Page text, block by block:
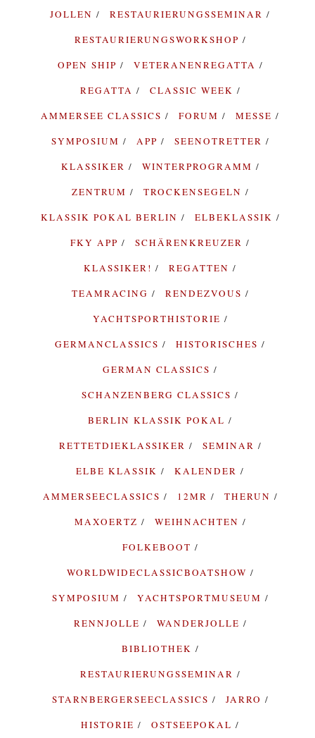
JOLLEN
RESTAURIERUNGSSEMINAR
RESTAURIERUNGSWORKSHOP
OPEN SHIP
VETERANENREGATTA
REGATTA
CLASSIC WEEK
AMMERSEE CLASSICS
FORUM
MESSE
SYMPOSIUM
APP
SEENOTRETTER
KLASSIKER
WINTERPROGRAMM
ZENTRUM
TROCKENSEGELN
KLASSIK POKAL BERLIN
ELBEKLASSIK
FKY APP
SCHÄRENKREUZER
KLASSIKER!
REGATTEN
TEAMRACING
RENDEZVOUS
YACHTSPORTHISTORIE
GERMANCLASSICS
HISTORISCHES
GERMAN CLASSICS
SCHANZENBERG CLASSICS
BERLIN KLASSIK POKAL
RETTETDIEKLASSIKER
SEMINAR
ELBE KLASSIK
KALENDER
AMMERSEECLASSICS
12MR
THERUN
MAXOERTZ
WEIHNACHTEN
FOLKEBOOT
WORLDWIDECLASSICBOATSHOW
SYMPOSIUM
YACHTSPORTMUSEUM
RENNJOLLE
WANDERJOLLE
BIBLIOTHEK
RESTAURIERUNGSSEMINAR
STARNBERGERSEECLASSICS
JARRO
HISTORIE
OSTSEEPOKAL